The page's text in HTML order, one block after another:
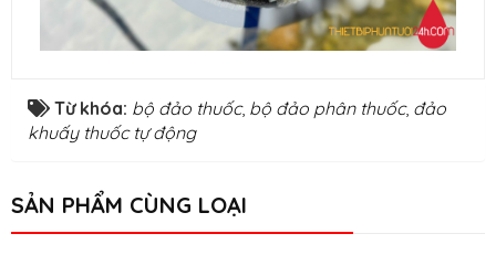
Từ khóa: bộ đảo thuốc, bộ đảo phân thuốc, đảo
khuấy thuốc tự động
SẢN PHẨM CÙNG LOẠI